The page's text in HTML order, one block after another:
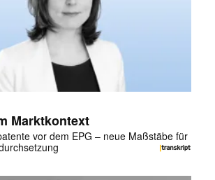
Marktkontext
vor dem EPG – neue Maßstäbe für